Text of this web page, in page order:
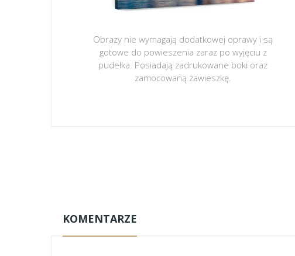
Obrazy nie wymagają dodatkowej oprawy i są
gotowe do powieszenia zaraz po wyjęciu z
pudełka. Posiadają zadrukowane boki oraz
zamocowaną zawieszkę.
KOMENTARZE